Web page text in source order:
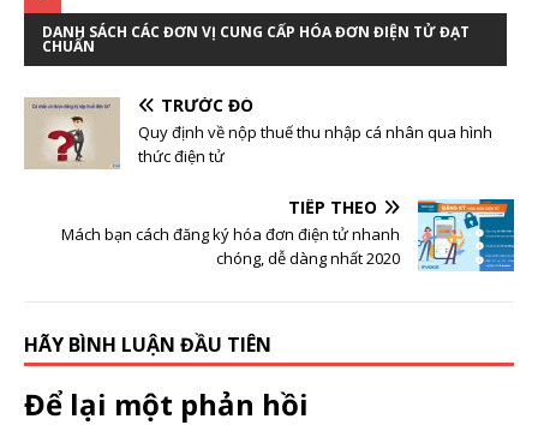
DANH SÁCH CÁC ĐƠN VỊ CUNG CẤP HÓA ĐƠN ĐIỆN TỬ ĐẠT
CHUẨN
TRƯỚC ĐÓ
Quy định về nộp thuế thu nhập cá nhân qua hình
thức điện tử
TIẾP THEO
Mách bạn cách đăng ký hóa đơn điện tử nhanh
chóng, dễ dàng nhất 2020
HÃY BÌNH LUẬN ĐẦU TIÊN
Để lại một phản hồi